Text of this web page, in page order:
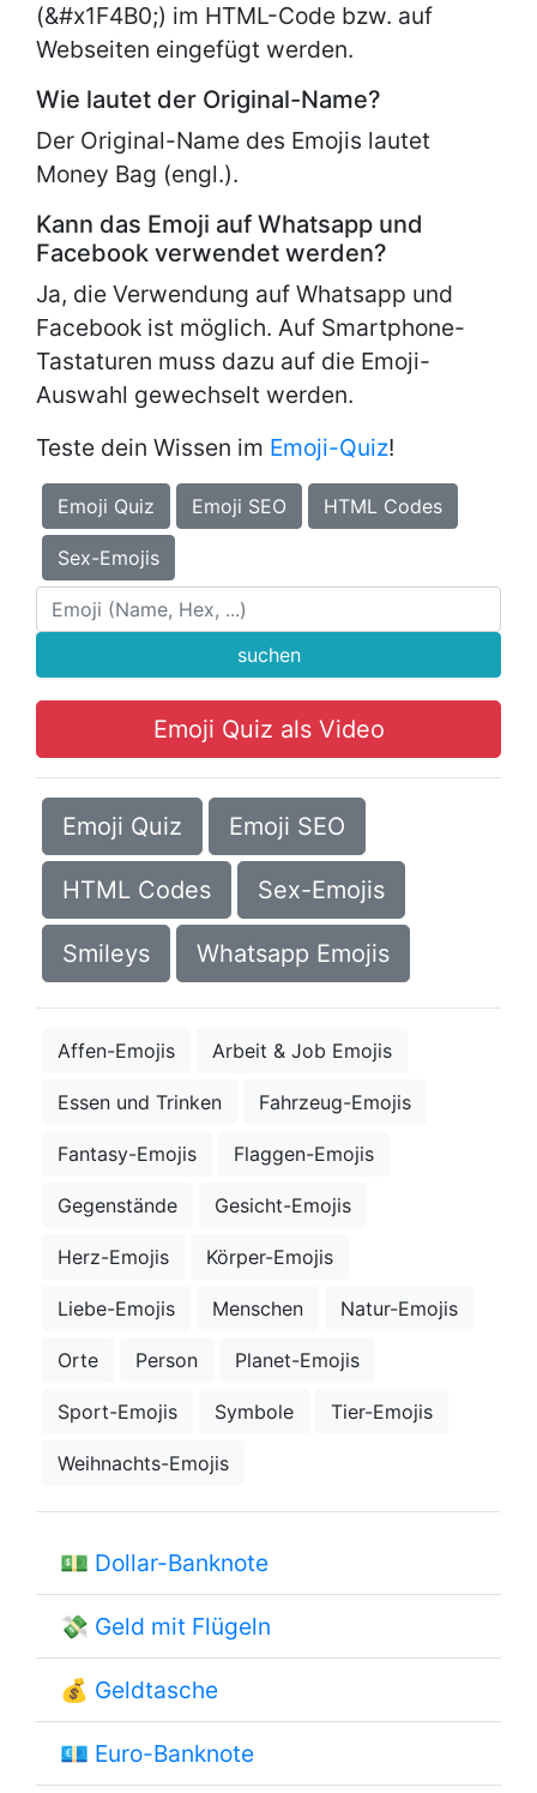
(&#x1F4B0;) im HTML-Code bzw. auf
Webseiten eingefügt werden.
Wie lautet der Original-Name?
Der Original-Name des Emojis lautet
Money Bag (engl.).
Kann das Emoji auf Whatsapp und
Facebook verwendet werden?
Ja, die Verwendung auf Whatsapp und
Facebook ist möglich. Auf Smartphone-
Tastaturen muss dazu auf die Emoji-
Auswahl gewechselt werden.
Teste dein Wissen im Emoji-Quiz!
Emoji Quiz Emoji SEO HTML Codes
Sex-Emojis
suchen
Emoji Quiz als Video
Emoji Quiz Emoji SEO
HTML Codes Sex-Emojis
Smileys Whatsapp Emojis
Affen-Emojis Arbeit & Job Emojis
Essen und Trinken Fahrzeug-Emojis
Fantasy-Emojis Flaggen-Emojis
Gegenstände Gesicht-Emojis
Herz-Emojis Körper-Emojis
Liebe-Emojis Menschen Natur-Emojis
Orte Person Planet-Emojis
Sport-Emojis Symbole Tier-Emojis
Weihnachts-Emojis
💵 Dollar-Banknote
💸 Geld mit Flügeln
💰 Geldtasche
💶 Euro-Banknote